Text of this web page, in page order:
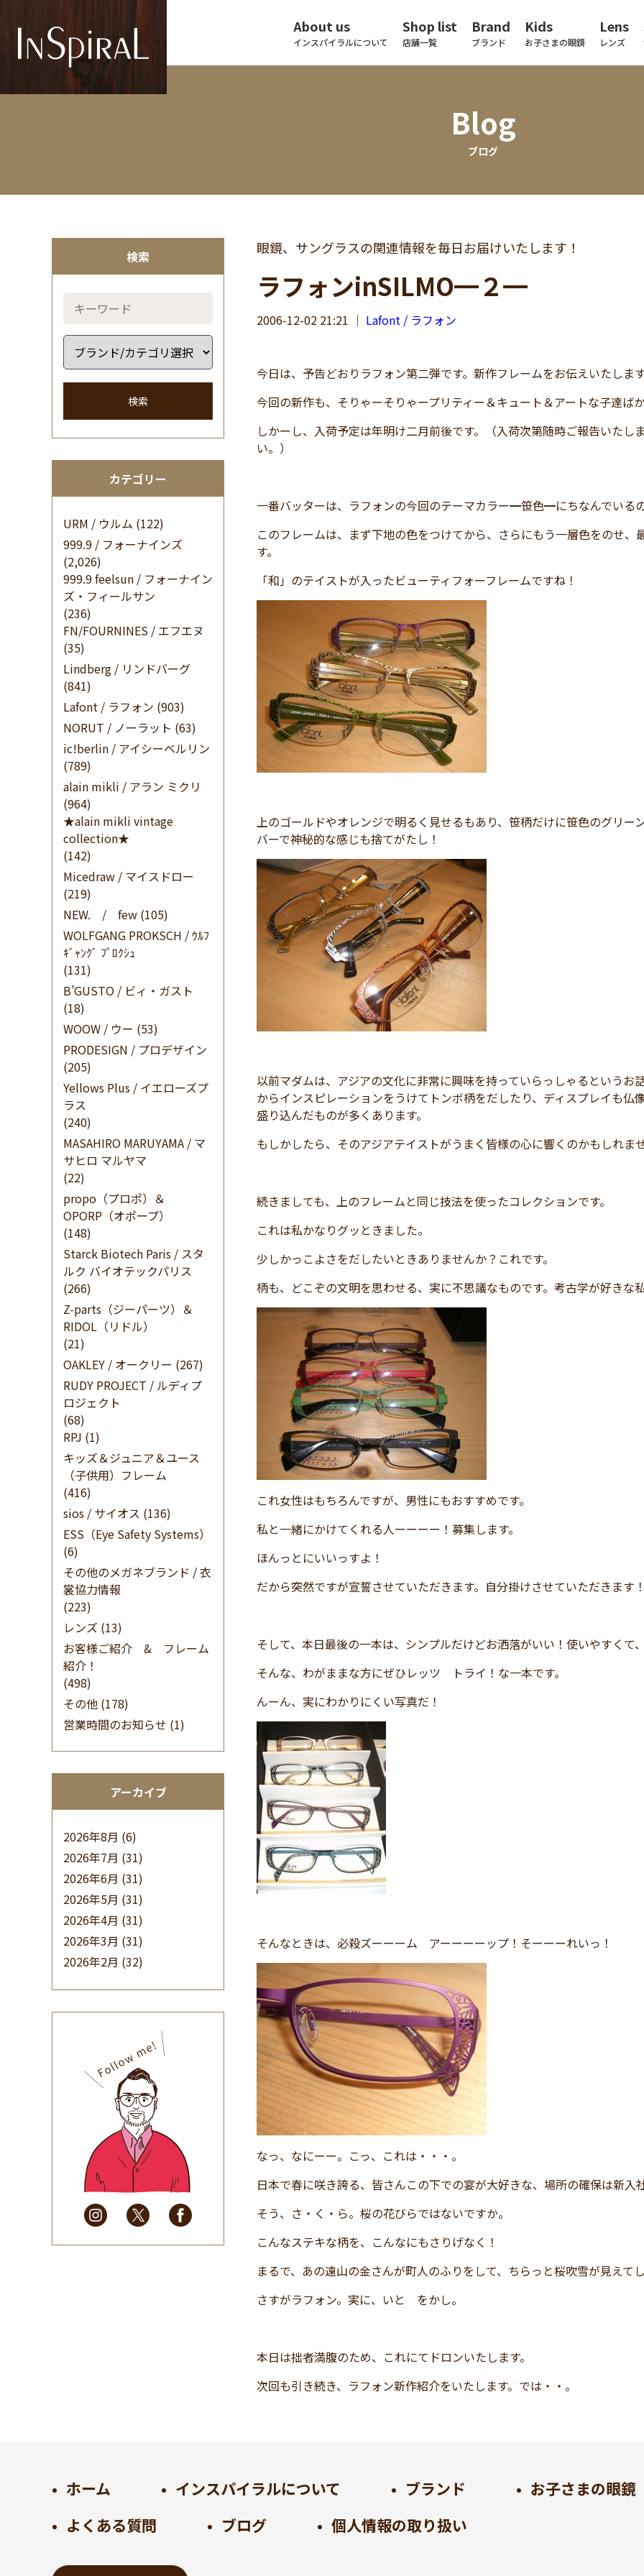
About us
インスパイラルについて
Shop list
店舗一覧
Brand
ブランド
Kids
お子さまの眼鏡
Lens
レンズ
Blog
ブログ
検索
検索
カテゴリー
URM / ウルム (122)
999.9 / フォーナインズ
(2,026)
999.9 feelsun / フォーナイン
ズ・フィールサン
(236)
FN/FOURNINES / エフエヌ
(35)
Lindberg / リンドバーグ
(841)
Lafont / ラフォン (903)
NORUT / ノーラット (63)
ic!berlin / アイシーベルリン
(789)
alain mikli / アラン ミクリ
(964)
★alain mikli vintage
collection★
(142)
Micedraw / マイスドロー
(219)
NEW. / few (105)
WOLFGANG PROKSCH / ｳﾙﾌ
ｷﾞｬﾝｸﾞ ﾌﾟﾛｸｼｭ
(131)
B’GUSTO / ビィ・ガスト
(18)
WOOW / ウー (53)
PRODESIGN / プロデザイン
(205)
Yellows Plus / イエローズプ
ラス
(240)
MASAHIRO MARUYAMA / マ
サヒロ マルヤマ
(22)
propo（プロポ）＆
OPORP（オポープ）
(148)
Starck Biotech Paris / スタ
ルク バイオテックパリス
(266)
Z-parts（ジーパーツ）＆
RIDOL（リドル）
(21)
OAKLEY / オークリー (267)
RUDY PROJECT / ルディプ
ロジェクト
(68)
RPJ (1)
キッズ＆ジュニア＆ユース
（子供用）フレーム
(416)
sios / サイオス (136)
ESS（Eye Safety Systems）
(6)
その他のメガネブランド / 衣
裳協力情報
(223)
レンズ (13)
お客様ご紹介 & フレーム
紹介！
(498)
その他 (178)
営業時間のお知らせ (1)
アーカイブ
2026年8月 (6)
2026年7月 (31)
2026年6月 (31)
2026年5月 (31)
2026年4月 (31)
2026年3月 (31)
2026年2月 (32)
(32)
2025年9月(30)
2025年8月(31)
2025年7月(37)
2025年6月(48)
2025年5月
(41)
2025年4月
(32)
2025年3月(31)
2025年2月
(28)
2025年1月
(34)
2024年1月
2023年11月(32)
2023年9月(32)
眼鏡、サングラスの関連情報を毎日お届けいたします！
ラフォンinSILMO━２━
2006-12-02 21:21 ｜ Lafont / ラフォン
今日は、予告どおりラフォン第二弾です。新作フレームをお伝えいたしま
今回の新作も、そりゃーそりゃープリティー＆キュート＆アートな子達ば
しかーし、入荷予定は年明け二月前後です。（入荷次第随時ご報告いた
い。）
一番バッターは、ラフォンの今回のテーマカラー━笹色━にちなんでいる
このフレームは、まず下地の色をつけてから、さらにもう一層色をのせ
す。
「和」のテイストが入ったビューティフォーフレームですね！
上のゴールドやオレンジで明るく見せるもあり、笹柄だけに笹色のグリ
バーで神秘的な感じも捨てがたし！
以前マダムは、アジアの文化に非常に興味を持っていらっしゃるという
からインスピレーションをうけてトンボ柄をだしたり、ディスプレイも
盛り込んだものが多くあります。
もしかしたら、そのアジアテイストがうまく皆様の心に響くのかもしれま
続きましても、上のフレームと同じ技法を使ったコレクションです。
これは私かなりグッときました。
少しかっこよさをだしたいときありませんか？これです。
柄も、どこぞの文明を思わせる、実に不思議なものです。考古学が好きな
これ女性はもちろんですが、男性にもおすすめです。
私と一緒にかけてくれる人ーーーー！募集します。
ほんっとにいいっすよ！
だから突然ですが宣誓させていただきます。自分掛けさせていただきます
そして、本日最後の一本は、シンプルだけどお洒落がいい！使いやすくて
そんな、わがままな方にぜひレッツ トライ！な一本です。
んーん、実にわかりにくい写真だ！
そんなときは、必殺ズーーーム アーーーーップ！そーーーれいっ！
なっ、なにーー。こっ、これは・・・。
日本で春に咲き誇る、皆さんこの下での宴が大好きな、場所の確保は新
そう、さ・く・ら。桜の花びらではないですか。
こんなステキな柄を、こんなにもさりげなく！
まるで、あの遠山の金さんが町人のふりをして、ちらっと桜吹雪が見えて
さすがラフォン。実に、いと をかし。
本日は拙者満腹のため、これにてドロンいたします。
次回も引き続き、ラフォン新作紹介をいたします。では・・。
ホーム インスパイラルについて ブランド
お子さまの眼鏡
よくある質問
ブログ 個人情報の取り扱い